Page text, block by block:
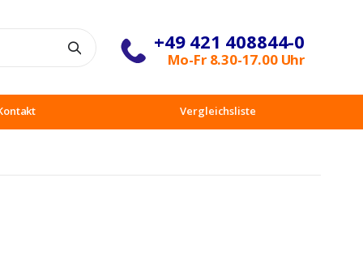
+49 421 408844-0
Mo-Fr 8.30-17.00 Uhr
Vergleichsliste